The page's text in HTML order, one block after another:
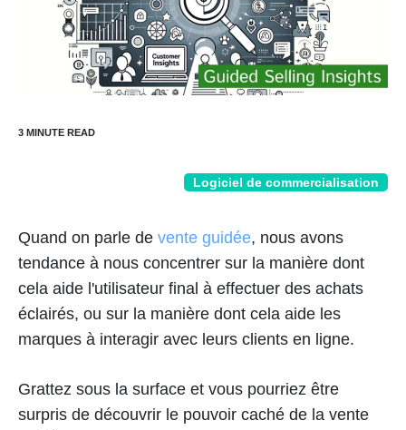
Logiciel de commercialisation
Quand on parle de vente guidée, nous avons
tendance à nous concentrer sur la manière dont
cela aide l'utilisateur final à effectuer des achats
éclairés, ou sur la manière dont cela aide les
marques à interagir avec leurs clients en ligne.
Grattez sous la surface et vous pourriez être
surpris de découvrir le pouvoir caché de la vente